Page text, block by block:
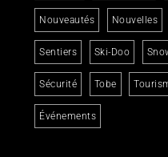
Nouveautés Nouvelles
Sentiers Ski-Doo
Sécurité Tobe
Événements